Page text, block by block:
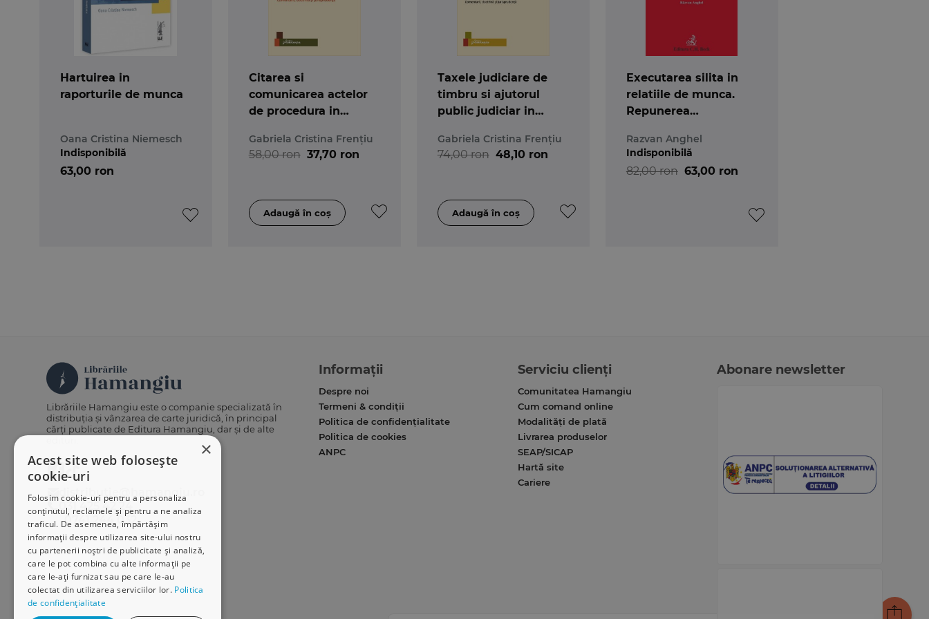
Hartuirea in
raporturile de munca
Oana Cristina Niemesch
63,00 ron
Indisponibilă
Citarea si
comunicarea actelor
de procedura in
Comentarii, doctrina
si jurisprudenta
Gabriela Cristina Frențiu
58,00 ron 37,70 ron
Taxele judiciare de
timbru si ajutorul
public judiciar in
Comentarii, doctrina
si jurisprudenta
Gabriela Cristina Frențiu
74,00 ron 48,10 ron
Executarea silita in
relatiile de munca.
Repunerea
anterioara concedierii
nelegale
Razvan Anghel
82,00 ron 63,00 ron
Indisponibilă
×
Acest site web folosește
cookie-uri
Folosim cookie-uri pentru a personaliza
conținutul, reclamele și pentru a ne analiza
traficul. De asemenea, împărtășim
informații despre utilizarea site-ului nostru
cu partenerii noștri de publicitate și analiză,
care le pot combina cu alte informații pe
care le-ați furnizat sau pe care le-au
colectat din utilizarea serviciilor lor. Politica
de confidențialitate
Librăriile Hamangiu este o companie specializată în
distribuția și vânzarea de carte juridică, în principal
cărți publicate de Editura Hamangiu, dar și de alte
distributie@hamangiu.ro
031 425 42 24
0741 244 032
Informații
Despre noi
Termeni & condiții
Politica de confidențialitate
Politica de cookies
ANPC
Serviciu clienți
Comunitatea Hamangiu
Cum comand online
Modalități de plată
Livrarea produselor
SEAP/SICAP
Hartă site
Cariere
Abonare newsletter